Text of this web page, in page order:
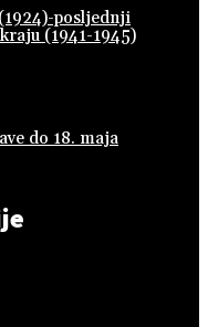
posljednji
(1941-1945)
do 18. maja